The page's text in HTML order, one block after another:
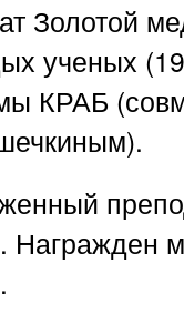
Золотой
ученых
КРАБ
Награжден